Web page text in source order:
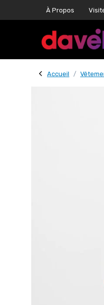
À Propos
Accueil